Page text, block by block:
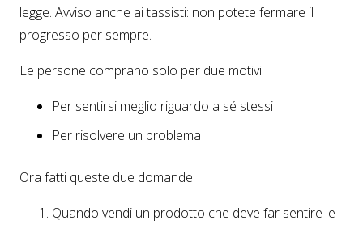
legge. Avviso anche ai tassisti: non potete fermare il
progresso per sempre.
Le persone comprano solo per due motivi:
Per sentirsi meglio riguardo a sé stessi
Per risolvere un problema
Ora fatti queste due domande:
Quando vendi un prodotto che deve far sentire le